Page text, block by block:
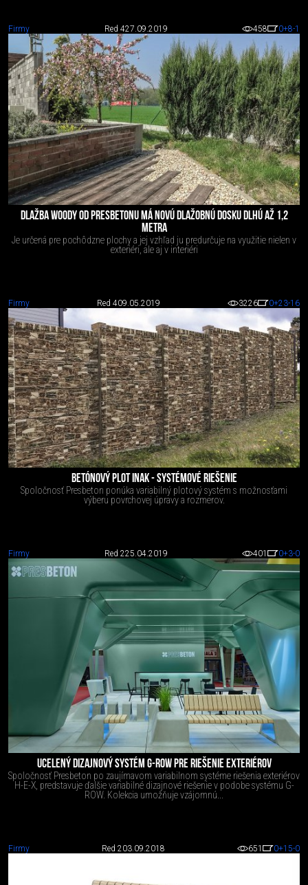
Firmy Red 427.09.2019 458 0+8-1
DLAŽBA WOODY OD PRESBETONU MÁ NOVÚ DLAŽOBNÚ DOSKU DLHÚ AŽ 1,2
METRA
Je určená pre pochôdzne plochy a jej vzhľad ju predurčuje na využitie nielen v
exteriéri, ale aj v interiéri
Firmy Red 409.05.2019 3226 0+23-16
BETÓNOVÝ PLOT INAK - SYSTÉMOVÉ RIEŠENIE
Spoločnosť Presbeton ponúka variabilný plotový systém s možnosťami
výberu povrchovej úpravy a rozmerov.
Firmy Red 225.04.2019 401 0+3-0
UCELENÝ DIZAJNOVÝ SYSTÉM G-ROW PRE RIEŠENIE EXTERIÉROV
Spoločnosť Presbeton po zaujímavom variabilnom systéme riešenia exteriérov
H-E-X, predstavuje ďalšie variabilné dizajnové riešenie v podobe systému G-
ROW. Kolekcia umožňuje vzájomnú...
Firmy Red 2 03.09.2018 651 0+15-0